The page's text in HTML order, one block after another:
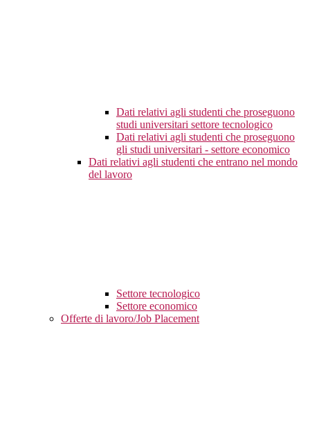
Dati relativi agli studenti che proseguono
studi universitari settore tecnologico
Dati relativi agli studenti che proseguono
gli studi universitari - settore economico
Dati relativi agli studenti che entrano nel mondo
del lavoro
Settore tecnologico
Settore economico
Offerte di lavoro/Job Placement